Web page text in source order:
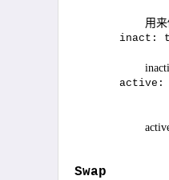
用
inact:
active:
Swap